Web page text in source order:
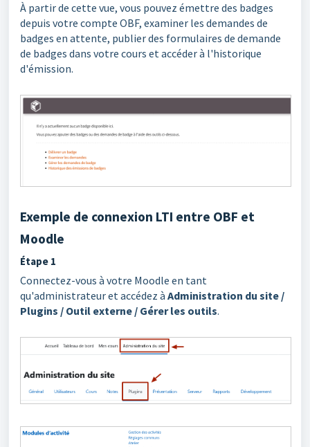
À partir de cette vue, vous pouvez émettre des badges
depuis votre compte OBF, examiner les demandes de
badges en attente, publier des formulaires de demande
de badges dans votre cours et accéder à l'historique
d'émission.
Exemple de connexion LTI entre OBF et
Moodle
Étape 1
Connectez-vous à votre Moodle en tant
qu'administrateur et accédez à Administration du site /
Plugins / Outil externe / Gérer les outils.